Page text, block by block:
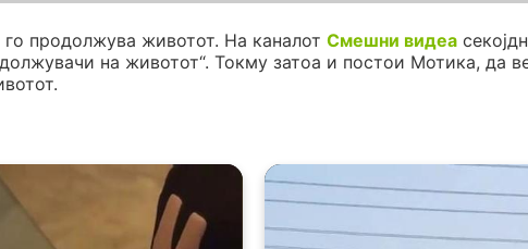
продолжува животот. На каналот Смешни видеа
на животот“. Токму затоа и постои Мотика, да